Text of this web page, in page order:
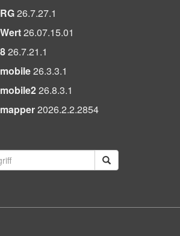
26.7.27.1
26.07.15.01
26.7.21.1
26.3.3.1
26.8.3.1
2026.2.2.2854